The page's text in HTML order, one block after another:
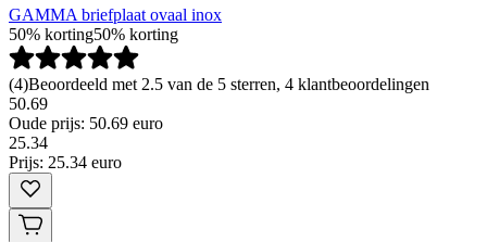
GAMMA briefplaat ovaal inox
50% korting50% korting
(4)Beoordeeld met 2.5 van de 5 sterren, 4 klantbeoordelingen
50.69
Oude prijs: 50.69 euro
25.34
Prijs: 25.34 euro